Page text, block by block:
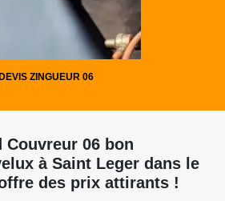
DEVIS ZINGUEUR 06
Couvreur 06 bon
à Saint Leger dans le
des prix attirants !